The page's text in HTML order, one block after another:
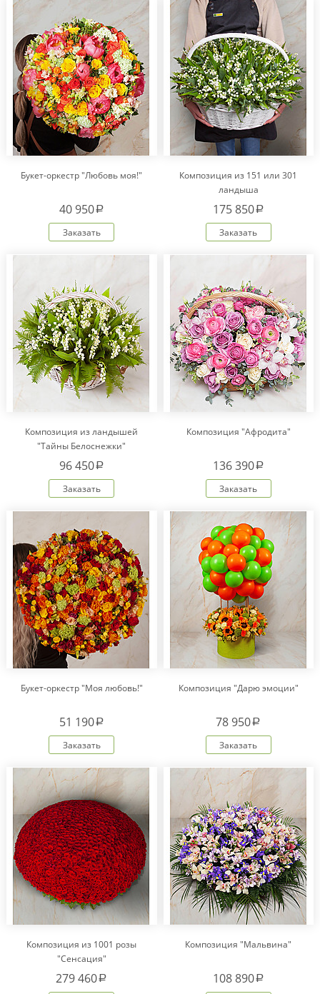
Букет-оркестр "Любовь моя!"
40 950a
Заказать
Композиция из 151 или 301
ландыша
175 850a
Заказать
Композиция из ландышей
"Тайны Белоснежки"
96 450a
Заказать
Композиция "Афродита"
136 390a
Заказать
Букет-оркестр "Моя любовь!"
51 190a
Заказать
Композиция "Дарю эмоции"
78 950a
Заказать
Композиция из 1001 розы
"Сенсация"
279 460a
Композиция "Мальвина"
108 890a